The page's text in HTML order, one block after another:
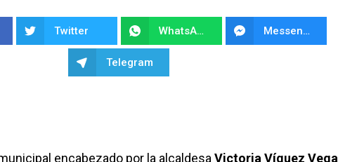
Twitter WhatsApp Messenger
Telegram
encabezado por la alcaldesa Victoria Víquez Vega